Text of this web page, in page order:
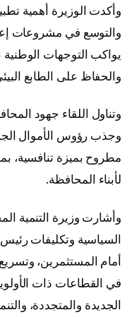
وأكدت الوزيرة أهمية
والتوسع في مشروعات
يواكب التوجهات الوطنية
والحفاظ على الطابع
وتناول اللقاء جهود
وجذب رؤوس الأموال
مطروح بميزة تنافسية،
لأبناء المحافظة.
وأشارت وزيرة التنمية
السياسية وتكليفات
أمام المستثمرين،
في القطاعات ذات
الجديدة والمتجددة،